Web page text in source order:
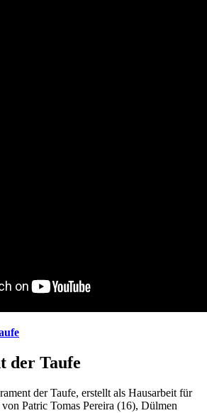
der Taufe
der Taufe, erstellt als Hausarbeit für
Patric Tomas Pereira (16), Dülmen